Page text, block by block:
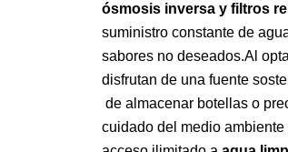
ósmosis inversa y filtros
suministro constante de
sabores no deseados.Al
disfrutan de una fuente
de almacenar botellas o
cuidado del medio